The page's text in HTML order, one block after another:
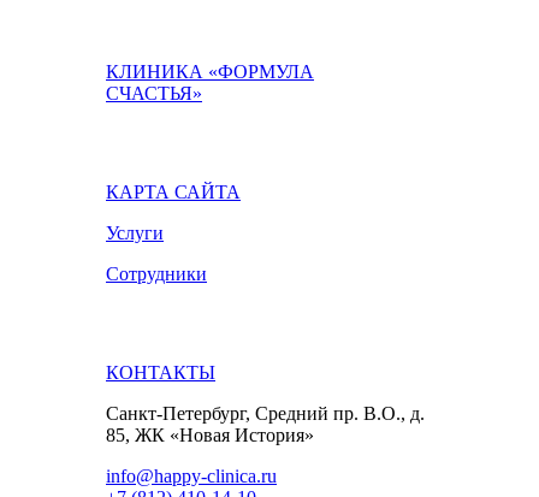
КЛИНИКА «ФОРМУЛА
СЧАСТЬЯ»
КАРТА САЙТА
Услуги
Сотрудники
КОНТАКТЫ
Санкт-Петербург, Средний пр. В.О., д.
85, ЖК «Новая История»
info@happy-clinica.ru